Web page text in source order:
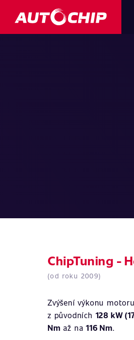
ChipTuning -
(od roku 2009)
Zvýšení výkonu
z původních 128 kW
Nm až na116 Nm.